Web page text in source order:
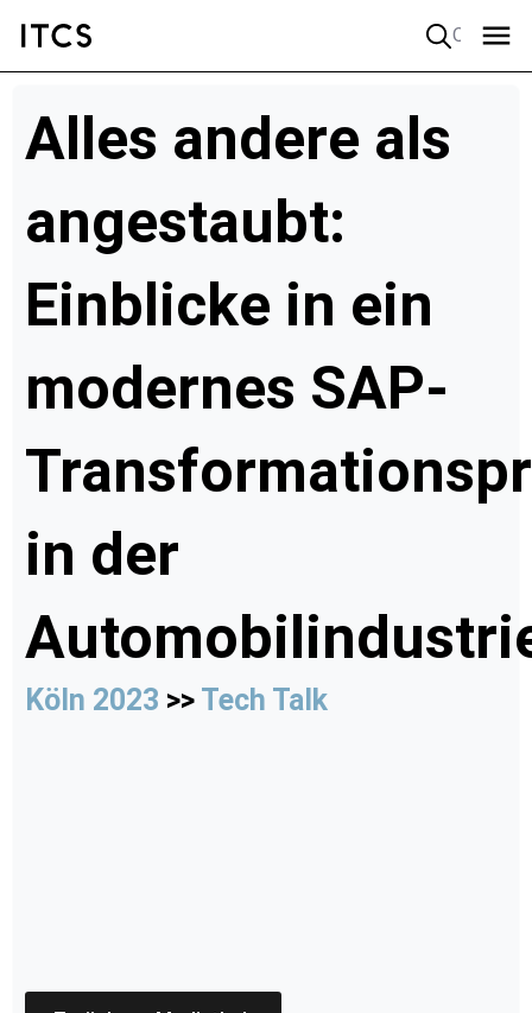
Alles andere als
angestaubt:
Einblicke in ein
modernes SAP-
in der
Köln 2023 >> Tech Talk